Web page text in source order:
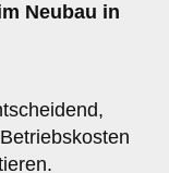
Neubau in